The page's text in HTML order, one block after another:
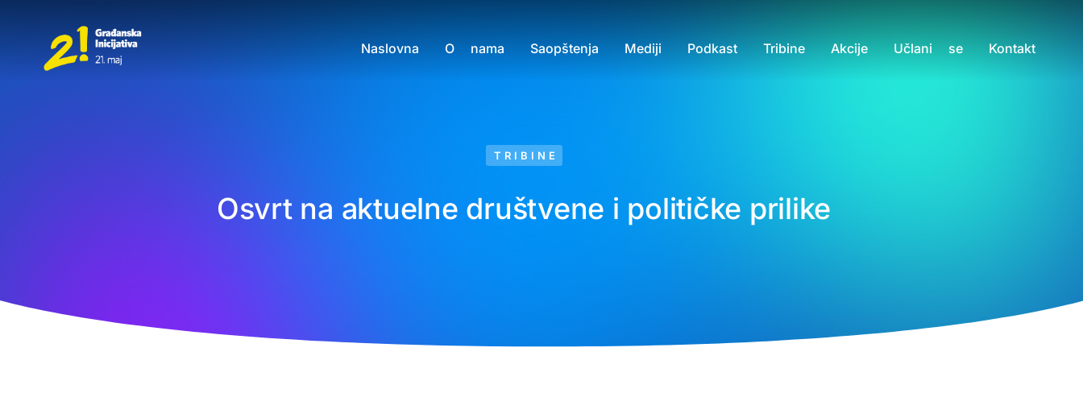
Naslovna O nama Saopštenja Mediji Podkast Tribine Akcije Učlani se Kontakt
TRIBINE
Osvrt na aktuelne društvene i političke prilike